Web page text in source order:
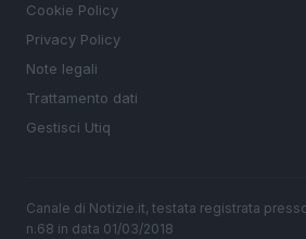
Cookie Policy
Privacy Policy
Note legali
Trattamento dati
Gestisci Utiq
Canale di Notizie.it, testata registrata
n.68 in data 01/03/2018